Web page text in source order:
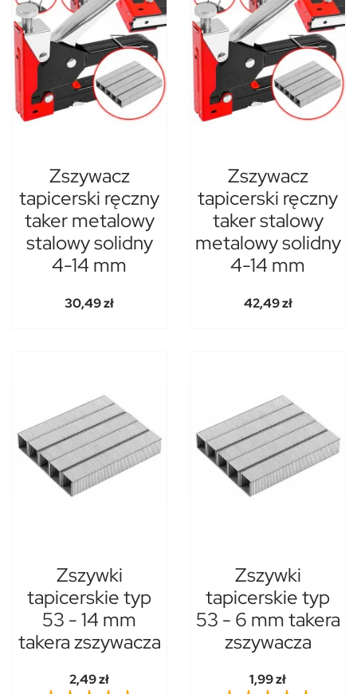
Zszywacz
tapicerski ręczny
taker metalowy
stalowy solidny
4-14 mm
30,49 zł
Zszywacz
tapicerski ręczny
taker stalowy
metalowy solidny
4-14 mm
42,49 zł
Zszywki
tapicerskie typ
53 - 14 mm
takera zszywacza
2,49 zł
Zszywki
tapicerskie typ
53 - 6 mm takera
zszywacza
1,99 zł